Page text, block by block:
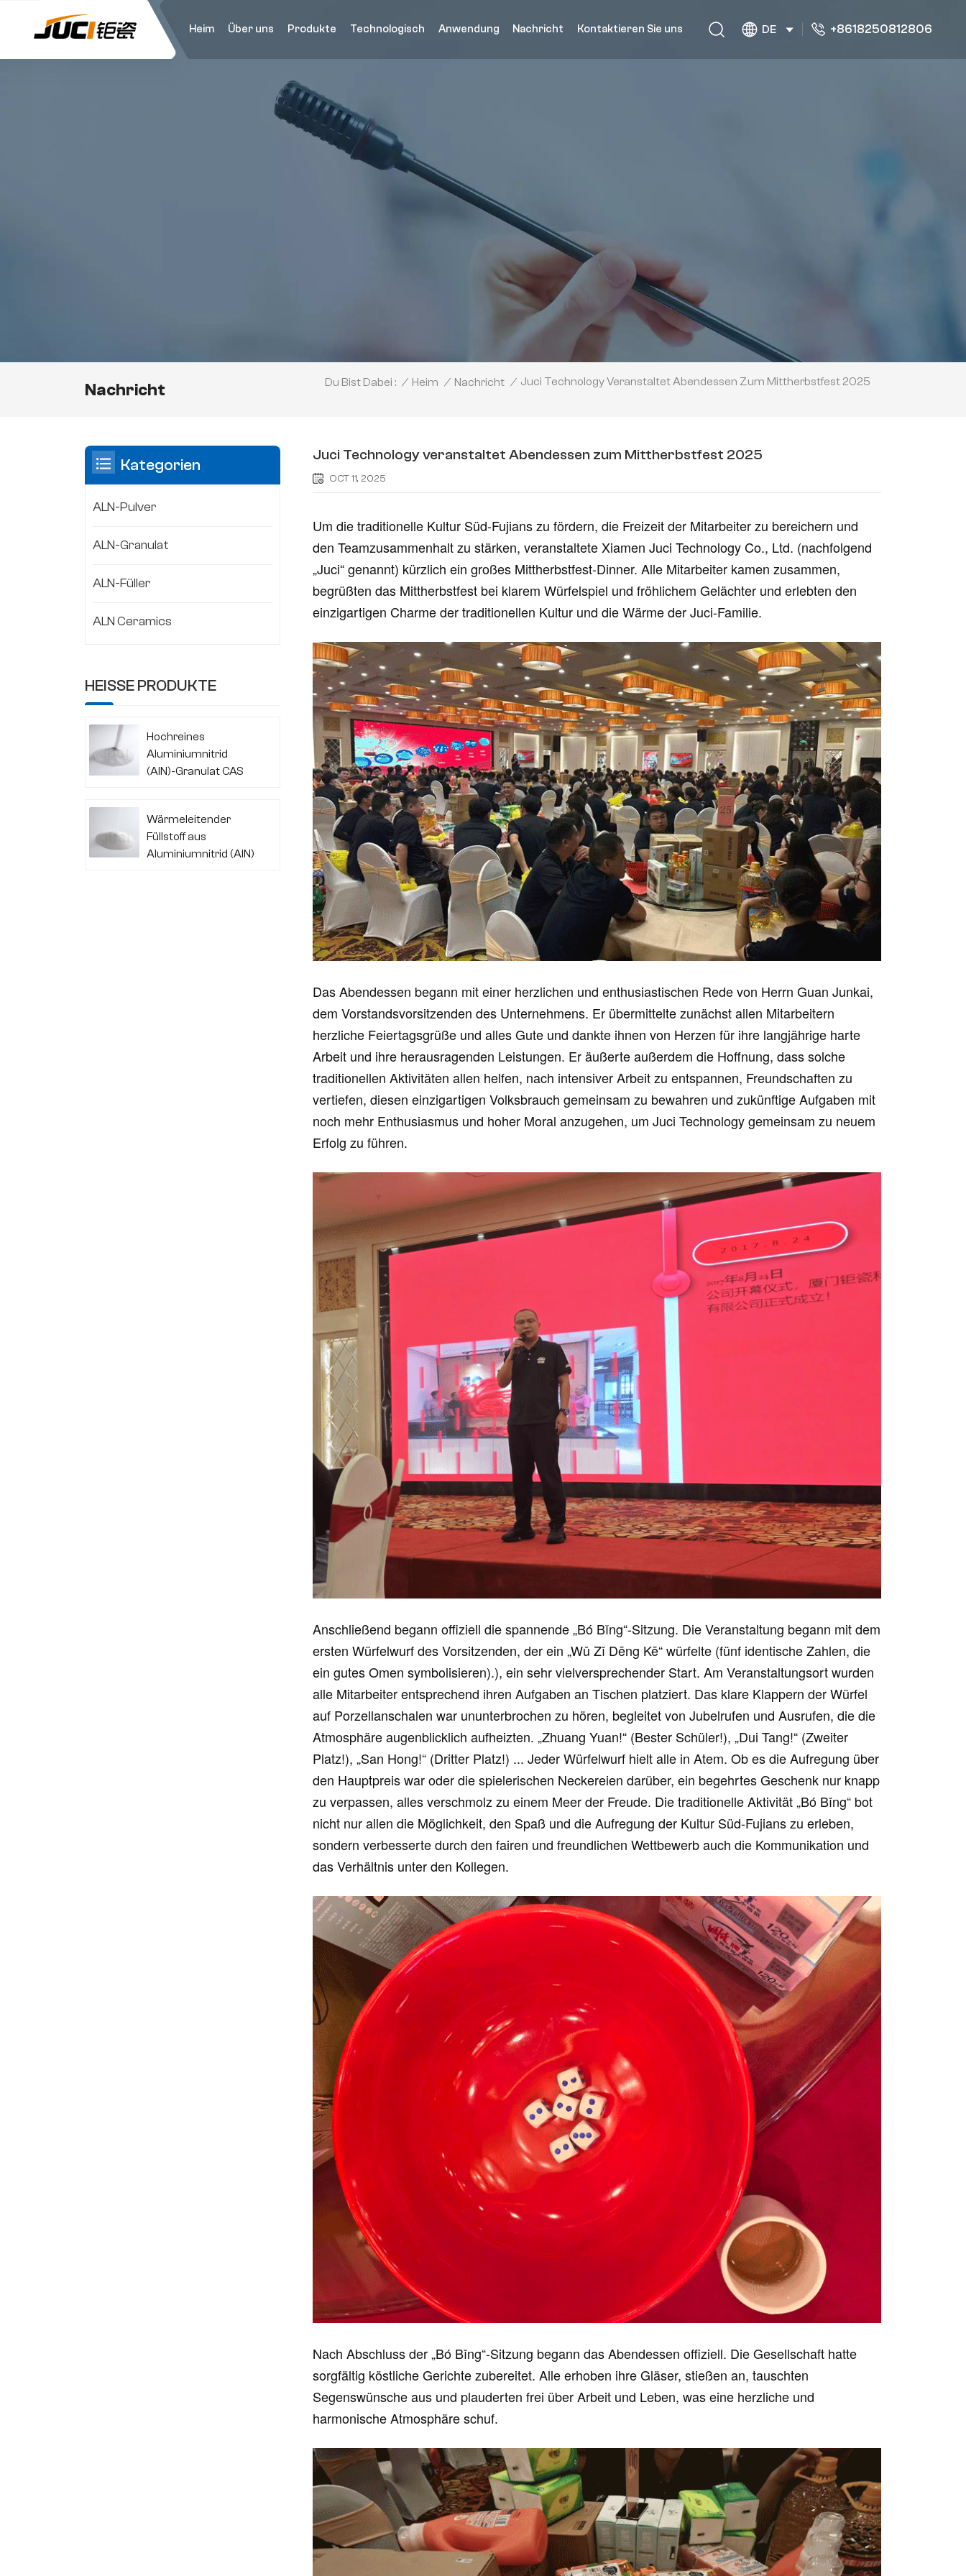
Heim Über uns Produkte Technologisch Anwendung Nachricht Kontaktieren Sie uns DE +8618250812806
Nachricht Du Bist Dabei : / Heim / Nachricht / Juci Technology Veranstaltet Abendessen Zum Mittherbstfest 2025
Juci Technology veranstaltet Abendessen zum Mittherbstfest 2025
OCT 11, 2025
Um die traditionelle Kultur Süd-Fujians zu fördern, die Freizeit der Mitarbeiter zu bereichern und
den Teamzusammenhalt zu stärken, veranstaltete Xiamen Juci Technology Co., Ltd. (nachfolgend
„Juci“ genannt) kürzlich ein großes Mittherbstfest-Dinner. Alle Mitarbeiter kamen zusammen,
begrüßten das Mittherbstfest bei klarem Würfelspiel und fröhlichem Gelächter und erlebten den
einzigartigen Charme der traditionellen Kultur und die Wärme der Juci-Familie.
Das Abendessen begann mit einer herzlichen und enthusiastischen Rede von Herrn Guan Junkai,
dem Vorstandsvorsitzenden des Unternehmens. Er übermittelte zunächst allen Mitarbeitern
herzliche Feiertagsgrüße und alles Gute und dankte ihnen von Herzen für ihre langjährige harte
Arbeit und ihre herausragenden Leistungen. Er äußerte außerdem die Hoffnung, dass solche
traditionellen Aktivitäten allen helfen, nach intensiver Arbeit zu entspannen, Freundschaften zu
vertiefen, diesen einzigartigen Volksbrauch gemeinsam zu bewahren und zukünftige Aufgaben mit
noch mehr Enthusiasmus und hoher Moral anzugehen, um Juci Technology gemeinsam zu neuem
Erfolg zu führen.
Anschließend begann offiziell die spannende „Bó Bǐng“-Sitzung. Die Veranstaltung begann mit dem
ersten Würfelwurf des Vorsitzenden, der ein „Wǔ Zǐ Dēng Kē“ würfelte (fünf identische Zahlen, die
ein gutes Omen symbolisieren).), ein sehr vielversprechender Start. Am Veranstaltungsort wurden
alle Mitarbeiter entsprechend ihren Aufgaben an Tischen platziert. Das klare Klappern der Würfel
auf Porzellanschalen war ununterbrochen zu hören, begleitet von Jubelrufen und Ausrufen, die die
Atmosphäre augenblicklich aufheizten. „Zhuang Yuan!“ (Bester Schüler!), „Dui Tang!“ (Zweiter
Platz!), „San Hong!“ (Dritter Platz!) ... Jeder Würfelwurf hielt alle in Atem. Ob es die Aufregung über
den Hauptpreis war oder die spielerischen Neckereien darüber, ein begehrtes Geschenk nur knapp
zu verpassen, alles verschmolz zu einem Meer der Freude. Die traditionelle Aktivität „Bó Bǐng“ bot
nicht nur allen die Möglichkeit, den Spaß und die Aufregung der Kultur Süd-Fujians zu erleben,
sondern verbesserte durch den fairen und freundlichen Wettbewerb auch die Kommunikation und
das Verhältnis unter den Kollegen.
Nach Abschluss der „Bó Bǐng“-Sitzung begann das Abendessen offiziell. Die Gesellschaft hatte
sorgfältig köstliche Gerichte zubereitet. Alle erhoben ihre Gläser, stießen an, tauschten
Segenswünsche aus und plauderten frei über Arbeit und Leben, was eine herzliche und
harmonische Atmosphäre schuf.
Kategorien
ALN-Pulver
ALN-Granulat
ALN-Füller
ALN Ceramics
HEISSE PRODUKTE
Hochreines
Aluminiumnitrid
(AlN)-Granulat CAS
Wärmeleitender
Füllstoff aus
Aluminiumnitrid (AlN)